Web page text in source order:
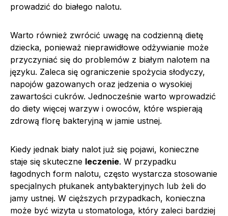
prowadzić do białego nalotu.
Warto również zwrócić uwagę na codzienną dietę
dziecka, ponieważ nieprawidłowe odżywianie może
przyczyniać się do problemów z białym nalotem na
języku. Zaleca się ograniczenie spożycia słodyczy,
napojów gazowanych oraz jedzenia o wysokiej
zawartości cukrów. Jednocześnie warto wprowadzić
do diety więcej warzyw i owoców, które wspierają
zdrową florę bakteryjną w jamie ustnej.
Kiedy jednak biały nalot już się pojawi, konieczne
staje się skuteczne leczenie. W przypadku
łagodnych form nalotu, często wystarcza stosowanie
specjalnych płukanek antybakteryjnych lub żeli do
jamy ustnej. W cięższych przypadkach, konieczna
może być wizyta u stomatologa, który zaleci bardziej